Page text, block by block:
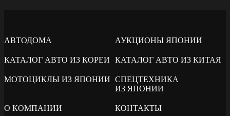
АВТОДОМА АУКЦИОНЫ ЯПОНИИ
КАТАЛОГ АВТО ИЗ КОРЕИ КАТАЛОГ АВТО ИЗ КИТАЯ
МОТОЦИКЛЫ ИЗ ЯПОНИИ СПЕЦТЕХНИКА
ИЗ ЯПОНИИ
О КОМПАНИИ КОНТАКТЫ